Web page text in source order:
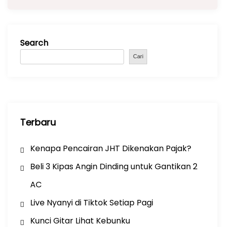
o
o
p
p
m
Search
Cari
Terbaru
Kenapa Pencairan JHT Dikenakan Pajak?
Beli 3 Kipas Angin Dinding untuk Gantikan 2
AC
Live Nyanyi di Tiktok Setiap Pagi
Kunci Gitar Lihat Kebunku